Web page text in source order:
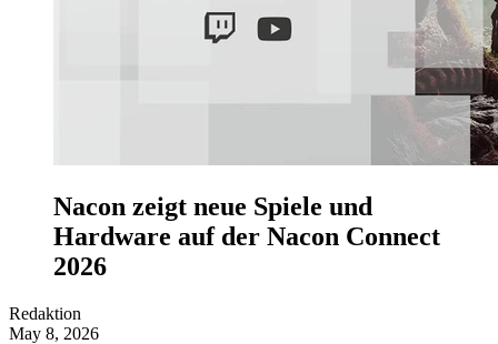
Nacon zeigt neue Spiele und
Hardware auf der Nacon Connect
2026
Redaktion
May 8, 2026